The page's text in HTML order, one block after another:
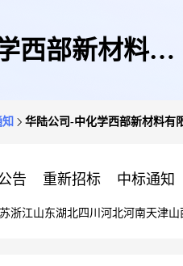
西部新材料有
华陆公司-中化学西部新材料有
告 重新招标 中标通知
浙江山东湖北四川 河北河南天津山